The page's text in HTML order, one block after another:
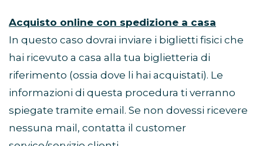
Acquisto online con spedizione a casa
In questo caso dovrai inviare i biglietti fisici che
hai ricevuto a casa alla tua biglietteria di
riferimento (ossia dove li hai acquistati). Le
informazioni di questa procedura ti verranno
spiegate tramite email. Se non dovessi ricevere
nessuna mail, contatta il customer